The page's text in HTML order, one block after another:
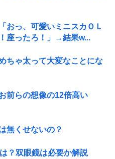
おっ、可愛いミニスカＯＬ
座ったろ！」→結果w...
ちゃ太って大変なことにな
前らの想像の12倍高い
無くせないの？
？双眼鏡は必要か解説